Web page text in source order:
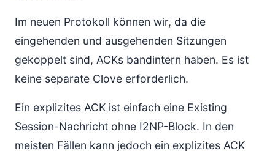
Im neuen Protokoll können wir, da die
eingehenden und ausgehenden Sitzungen
gekoppelt sind, ACKs bandintern haben. Es ist
keine separate Clove erforderlich.
Ein explizites ACK ist einfach eine Existing
Session-Nachricht ohne I2NP-Block. In den
meisten Fällen kann jedoch ein explizites ACK